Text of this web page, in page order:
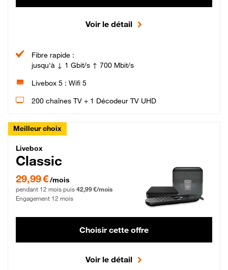
Voir le détail
Fibre rapide :
jusqu'à ↓ 1 Gbit/s ↑ 700 Mbit/s
Livebox 5 : Wifi 5
200 chaînes TV + 1 Décodeur TV UHD
Meilleur choix
Livebox Classic Fibre
Livebox
Classic
29,99 € par mois pendant 12 mois puis 42,99 € par mois, Engagement 12 mois
29,99 €/mois
pendant 12 mois puis 42,99 €/mois
Engagement 12 mois
Choisir cette offre
Voir le détail